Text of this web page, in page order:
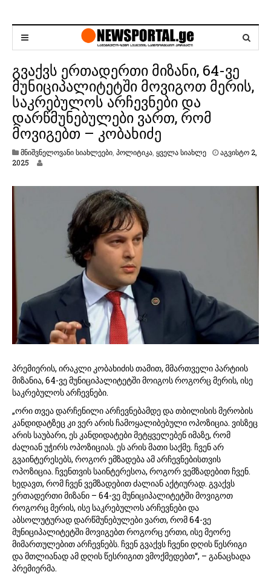
გვაქვს ერთადერთი მიზანი, 64-ვე
მუნიციპალიტეტში მოვიგოთ მერის,
საკრებულოს არჩევნები და
დარწმუნებულები ვართ, რომ
მოვიგებთ – კობახიძე
მნიშვნელოვანი სიახლეები პოლიტიკა ყველა სიახლე
აგვისტო 2,
2025
პრემიერის, ირაკლი კობახიძის თამით, მმართველი პარტიის
მიზანია, 64-ვე მუნიციპალიტეტში მოიგოს როგორც მერის, ისე
საკრებულოს არჩევნები.
„ორი თვეა დარჩენილი არჩევნებამდე და თბილისის მერობის
კანდიდატზეც კი ვერ არის ჩამოყალიბებული ოპოზიცია. ვისზეც
არის საუბარი, ეს კანდიდატები მეტყველებენ იმაზე, რომ
ძალიან უჭირს ოპოზიციას. ეს არის მათი საქმე. ჩვენ არ
გვაინტერესებს, როგორ ემზადება ამ არჩევნებისთვის
ოპოზიცია. ჩვენთვის საინტერესოა, როგორ ვემზადებით ჩვენ.
ხედავთ, რომ ჩვენ ვემზადებით ძალიან აქტიურად. გვაქვს
ერთადერთი მიზანი – 64-ვე მუნიციპალიტეტში მოვიგოთ
როგორც მერის, ისე საკრებულოს არჩევნები და
აბსოლუტურად დარწმუნებულები ვართ, რომ 64-ვე
მუნიციპალიტეტში მოვიგებთ როგორც ერთი, ისე მეორე
მიმართულებით არჩევნებს. ჩვენ გვაქვს ჩვენი დღის წესრიგი
და მთლიანად ამ დღის წესრიგით ვმოქმედებთ“, – განაცხადა
პრემიერმა.